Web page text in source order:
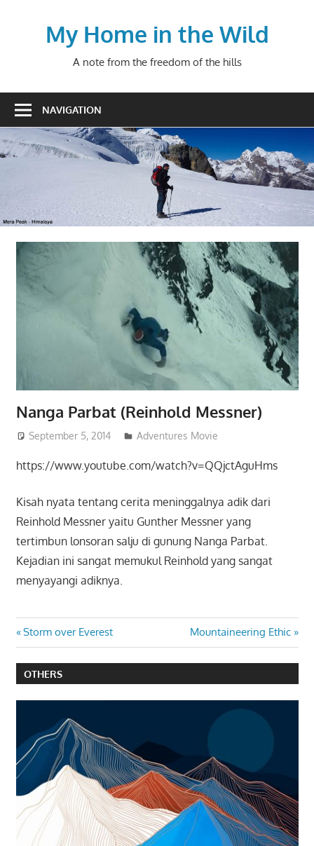
My Home in the Wild
A note from the freedom of the hills
NAVIGATION
Nanga Parbat (Reinhold Messner)
September 5, 2014 admin
Adventures Movie
https://www.youtube.com/watch?v=QQjctAguHms
Kisah nyata tentang cerita meninggalnya adik dari
Reinhold Messner yaitu Gunther Messner yang
tertimbun lonsoran salju di gunung Nanga Parbat.
Kejadian ini sangat memukul Reinhold yang sangat
menyayangi adiknya.
Post
navigation
Previous
Post:
Storm over Everest
Next
Post:
Mountaineering Ethic
OTHERS